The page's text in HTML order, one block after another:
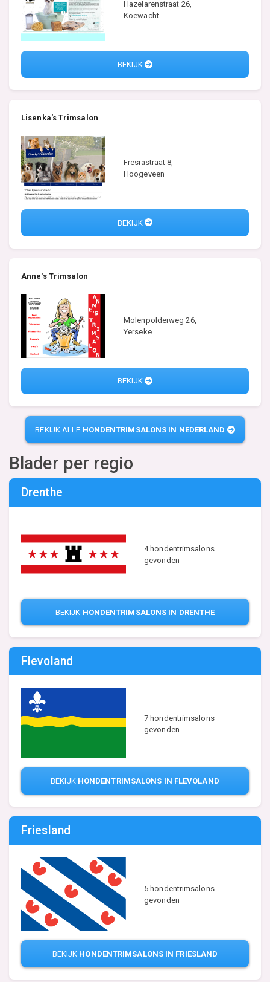
Hazelarenstraat 26,
Koewacht
BEKIJK
Lisenka's Trimsalon
Fresiastraat 8,
Hoogeveen
BEKIJK
Anne's Trimsalon
Molenpolderweg 26,
Yerseke
BEKIJK
BEKIJK ALLE HONDENTRIMSALONS IN NEDERLAND
Blader per regio
Drenthe
4 hondentrimsalons
gevonden
BEKIJK HONDENTRIMSALONS IN DRENTHE
Flevoland
7 hondentrimsalons
gevonden
BEKIJK HONDENTRIMSALONS IN FLEVOLAND
Friesland
5 hondentrimsalons
gevonden
BEKIJK HONDENTRIMSALONS IN FRIESLAND